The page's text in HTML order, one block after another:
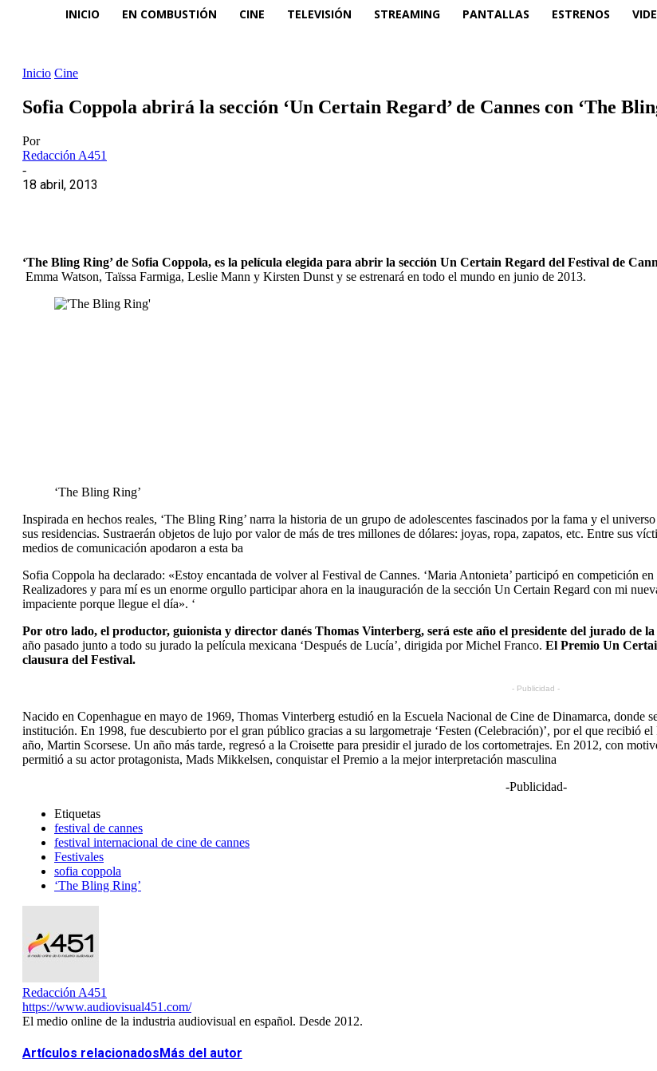
INICIO EN COMBUSTIÓN CINE TELEVISIÓN STREAMING PANTALLAS ESTRENOS
Inicio Cine
Sofia Coppola abrirá la sección ‘Un Certain Regard’ de Cannes con ‘The
Por
Redacción A451
-
18 abril, 2013
‘The Bling Ring’ de Sofia Coppola, es la película elegida para abrir la sección Un Certain Regard del Festival de
Emma Watson, Taïssa Farmiga, Leslie Mann y Kirsten Dunst y se estrenará en todo el mundo en junio de 2013.
‘The Bling Ring’
Inspirada en hechos reales, ‘The Bling Ring’ narra la historia de un grupo de adolescentes fascinados por la fama y el
sus residencias. Sustraerán objetos de lujo por valor de más de tres millones de dólares: joyas, ropa, zapatos, etc. Entre sus
medios de comunicación apodaron a esta ba
Sofia Coppola ha declarado: «Estoy encantada de volver al Festival de Cannes. ‘Maria Antonieta’ participó en competición
Realizadores y para mí es un enorme orgullo participar ahora en la inauguración de la sección Un Certain Regard con mi
impaciente porque llegue el día». ‘
Por otro lado, el productor, guionista y director danés Thomas Vinterberg, será este año el presidente del jurado de
año pasado junto a todo su jurado la película mexicana ‘Después de Lucía’, dirigida por Michel Franco. El Premio Un
clausura del Festival.
- Publicidad -
Nacido en Copenhague en mayo de 1969, Thomas Vinterberg estudió en la Escuela Nacional de Cine de Dinamarca, donde
institución. En 1998, fue descubierto por el gran público gracias a su largometraje ‘Festen (Celebración)’, por el que recibió
año, Martin Scorsese. Un año más tarde, regresó a la Croisette para presidir el jurado de los cortometrajes. En 2012, con
permitió a su actor protagonista, Mads Mikkelsen, conquistar el Premio a la mejor interpretación masculina
-Publicidad-
Etiquetas
festival de cannes
festival internacional de cine de cannes
Festivales
sofia coppola
‘The Bling Ring’
Redacción A451
https://www.audiovisual451.com/
El medio online de la industria audiovisual en español. Desde 2012.
Artículos relacionadosMás del autor